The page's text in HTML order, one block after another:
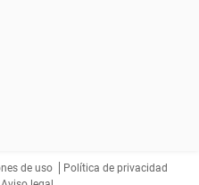
de uso
Política de privacidad